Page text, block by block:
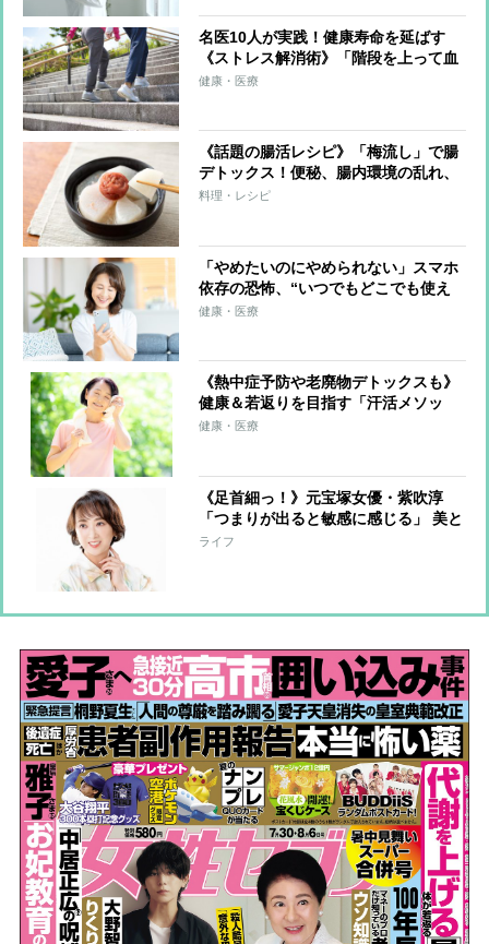
名医10人が実践！健康寿命を延ばす
《ストレス解消術》「階段を上って血
流をよくする」「1〜5分程度の瞑想」
健康・医療
《話題の腸活レシピ》「梅流し」で腸
デトックス！便秘、腸内環境の乱れ、
疲れた「胃腸」を休ませる
料理・レシピ
「やめたいのにやめられない」スマホ
依存の恐怖、“いつでもどこでも使え
る”ことが最大の要因 ストレスを抱
健康・医療
《熱中症予防や老廃物デトックスも》
健康＆若返りを目指す「汗活メソッ
ド」のポイント「6～8時間の睡眠をし
健康・医療
《足首細っ！》元宝塚女優・紫吹淳
「つまりが出ると敏感に感じる」 美と
健康維持に欠かさない“特別グッズ”を
ライフ